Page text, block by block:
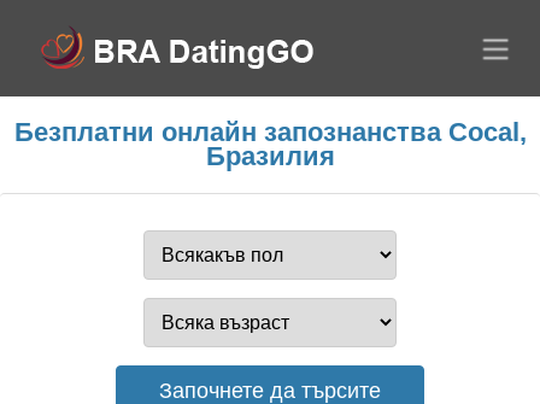
Безплатни онлайн запознанства Cocal,
Бразилия